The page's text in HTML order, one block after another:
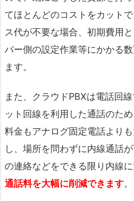
てほとんどのコストをカット
ス代が不要な場合、初期費用
バー側の設定作業等にかかる
ます。
また、クラウドPBXは電話回
ット回線を利用した通話のた
料金もアナログ固定電話より
し、場所を問わずに内線通話
の連絡などをできる限り内線に
通話料を大幅に削減できます。